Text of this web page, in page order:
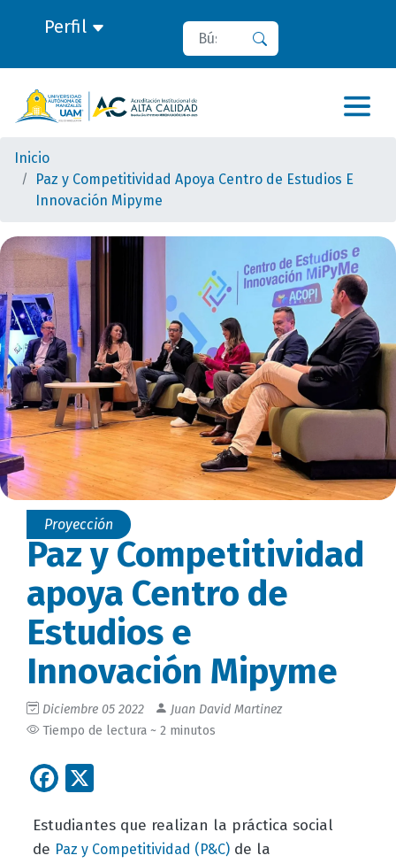
Perfil Buscar
Inicio
Paz y Competitividad Apoya Centro de Estudios E
Innovación Mipyme
Proyección
Paz y Competitividad
apoya Centro de
Estudios e
Innovación Mipyme
Diciembre 05 2022
Juan David Martinez
Tiempo de lectura ~ 2 minutos
Facebook
Estudiantes que realizan la práctica social
de Paz y Competitividad (P&C)de la